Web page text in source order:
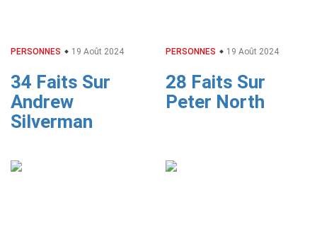
PERSONNES 19 Août 2024
34 Faits Sur
Andrew
Silverman
PERSONNES 19 Août 2024
28 Faits Sur
Peter North